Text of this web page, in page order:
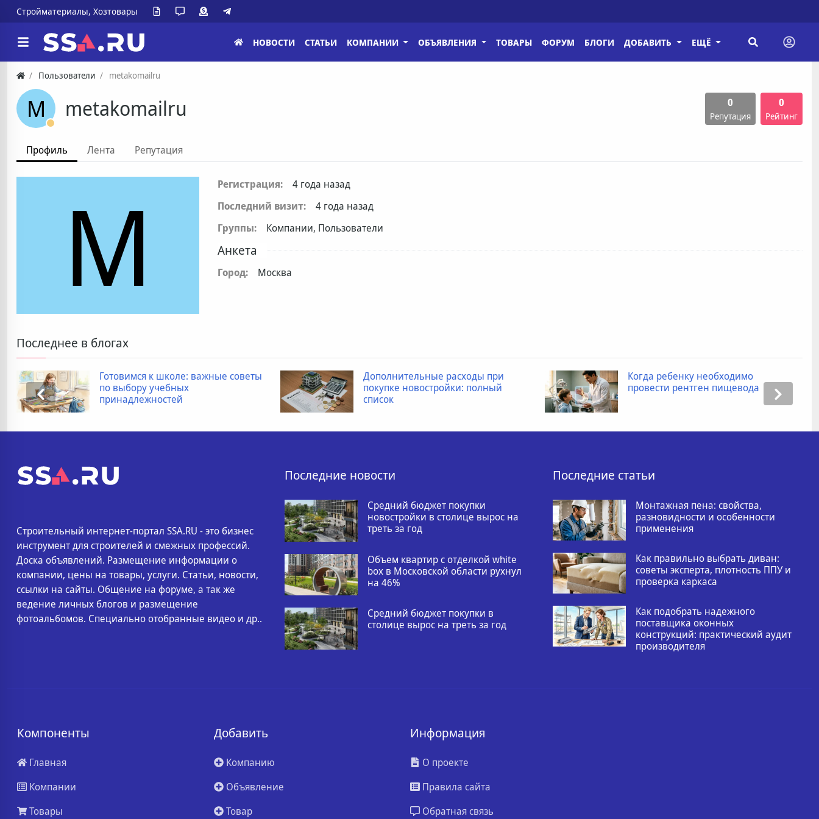
Стройматериалы, Хозтовары
НОВОСТИ СТАТЬИ КОМПАНИИ ОБЪЯВЛЕНИЯ ТОВАРЫ ФОРУМ БЛОГИ ДОБАВИТЬ ЕЩЁ
Пользователи metakomailru
M metakomailru 0
Репутация
0
Рейтинг
Профиль Лента Репутация
M Регистрация:
4 года назад
Последний визит:
4 года назад
Группы:
Компании, Пользователи
Анкета
Город: Москва
Последнее в блогах
Готовимся к школе: важные советы
по выбору учебных
принадлежностей
Дополнительные расходы при
покупке новостройки: полный
список
Когда ребенку необходимо
провести рентген пищевода
Строительный интернет-портал SSA.RU - это бизнес
инструмент для строителей и смежных профессий.
Доска объявлений. Размещение информации о
компании, цены на товары, услуги. Статьи, новости,
ссылки на сайты. Общение на форуме, а так же
ведение личных блогов и размещение
фотоальбомов. Специально отобранные видео и др..
Последние новости
Средний бюджет покупки
новостройки в столице вырос на
треть за год
Объем квартир с отделкой white
box в Московской области рухнул
на 46%
Средний бюджет покупки в
столице вырос на треть за год
Последние статьи
Монтажная пена: свойства,
разновидности и особенности
применения
Как правильно выбрать диван:
советы эксперта, плотность ППУ и
проверка каркаса
Как подобрать надежного
поставщика оконных
конструкций: практический аудит
производителя
Компоненты
Главная
Компании
Товары
Добавить
Компанию
Объявление
Товар
Информация
О проекте
Правила сайта
Обратная связь